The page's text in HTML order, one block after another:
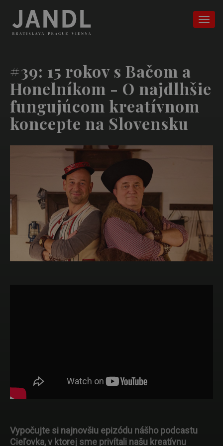
#39: 15 rokov s Bačom a
Honelníkom - O najdlhšie
fungujúcom kreatívnom
koncepte na Slovensku
Vypočujte si najnovšiu epizódu nášho podcastu
Cieľovka, v ktorej sme privítali našu kreatívnu